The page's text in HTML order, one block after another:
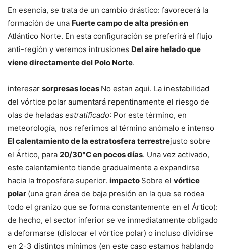
En esencia, se trata de un cambio drástico: favorecerá la
formación de una Fuerte campo de alta presión en
Atlántico Norte. En esta configuración se preferirá el flujo
anti-región y veremos intrusiones Del aire helado que
viene directamente del Polo Norte.
interesar sorpresas locas No estan aqui. La inestabilidad
del vórtice polar aumentará repentinamente el riesgo de
olas de heladas estratificado: Por este término, en
meteorología, nos referimos al término anómalo e intenso
El calentamiento de la estratosfera terrestrejusto sobre
el Ártico, para 20/30°C en pocos días. Una vez activado,
este calentamiento tiende gradualmente a expandirse
hacia la troposfera superior. impacto Sobre el vórtice
polar (una gran área de baja presión en la que se rodea
todo el granizo que se forma constantemente en el Ártico):
de hecho, el sector inferior se ve inmediatamente obligado
a deformarse (dislocar el vórtice polar) o incluso dividirse
en 2-3 distintos mínimos (en este caso estamos hablando